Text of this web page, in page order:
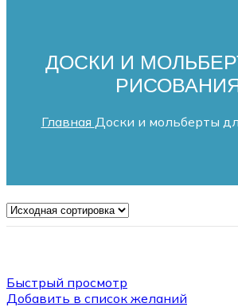
ДОСКИ И
Главная Доски и мольберты
Быстрый просмотр
Добавить в список желаний